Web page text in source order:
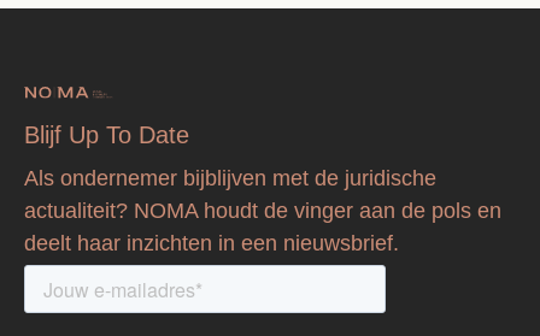
Blijf Up To Date
Als ondernemer bijblijven met de juridische
actualiteit? NOMA houdt de vinger aan de pols en
deelt haar inzichten in een nieuwsbrief.